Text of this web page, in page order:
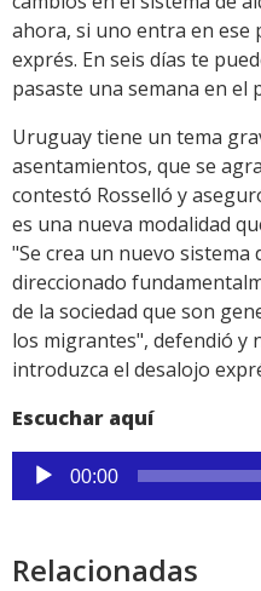
ahora, si uno entra en ese
exprés. En seis días te
pasaste una semana en el
Uruguay tiene un tema
asentamientos, que se
contestó Rosselló y
es una nueva modalidad
"Se crea un nuevo
direccionado
de la sociedad que son
los migrantes", defendió y
introduzca el desalojo
Escuchar aquí
Reproductor
de
00:00
Relacionadas